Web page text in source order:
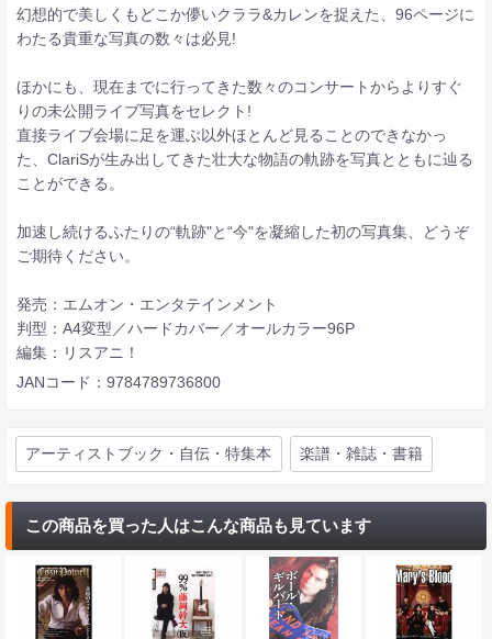
幻想的で美しくもどこか儚いクララ&カレンを捉えた、96ページに
わたる貴重な写真の数々は必見!
ほかにも、現在までに行ってきた数々のコンサートからよりすぐ
りの未公開ライブ写真をセレクト!
直接ライブ会場に足を運ぶ以外ほとんど見ることのできなかっ
た、ClariSが生み出してきた壮大な物語の軌跡を写真とともに辿る
ことができる。
加速し続けるふたりの“軌跡"と“今"を凝縮した初の写真集、どうぞ
ご期待ください。
発売：エムオン・エンタテインメント
判型：A4変型／ハードカバー／オールカラー96P
編集：リスアニ！
JANコード：9784789736800
アーティストブック・自伝・特集本 楽譜・雑誌・書籍
この商品を買った人はこんな商品も見ています